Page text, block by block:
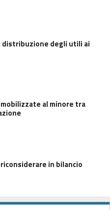
distribuzione degli utili ai
al minore tra
in bilancio